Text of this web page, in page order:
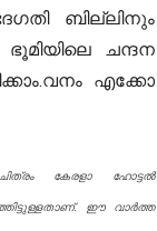
ബില്ലിനും
ചന്ദന
എക്കോ
ചിത്രം കേരളാ ഹോട്ടൽ
ഈ വാർത്ത